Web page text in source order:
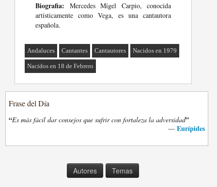
Biografia: Mercedes Mígel Carpio, conocida
artísticamente como Vega, es una cantautora
española.
Andaluces Cantantes Cantautores Nacidos en 1979
Nacidos en 18 de Febrero
Frase del Día
“Es más fácil dar consejos que sufrir con fortaleza la adversidad”
— Eurípides
Autores Temas